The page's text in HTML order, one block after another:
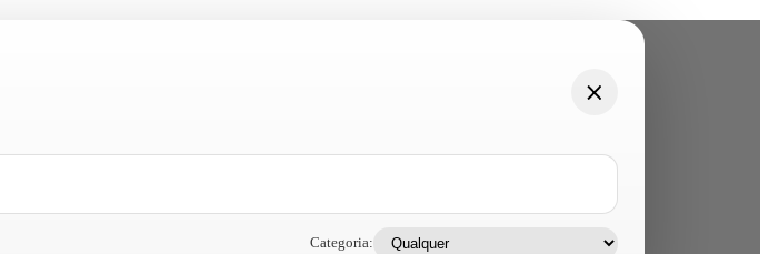
Categoria: